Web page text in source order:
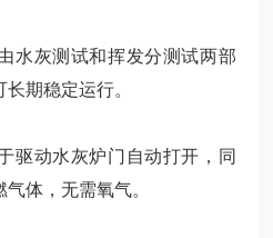
水灰测试和挥发分测试两部
期稳定运行。
驱动水灰炉门自动打开，同
体，无需氧气。